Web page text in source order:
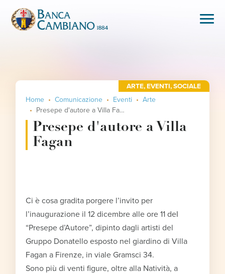
Home Comunicazione Eventi
Arte
Presepe d'autore a Villa Fagan
Presepe d'autore a Villa
Fagan
ARTE,EVENTI,SOCIALE
Ci è cosa gradita porgere l’invito per
l’inaugurazione il 12 dicembre alle ore 11 deI
“Presepe d’Autore”, dipinto dagli artisti del
Gruppo Donatello esposto nel giardino di Villa
Fagan a Firenze, in viale Gramsci 34.
Sono più di venti figure, oltre alla Natività, a